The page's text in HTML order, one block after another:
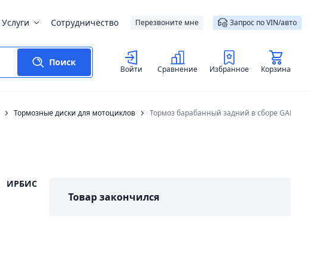
Услуги Сотрудничество Перезвоните мне Запрос по VIN/авто
Поиск
Войти Сравнение Избранное Корзина
Тормозные диски для мотоциклов Тормоз барабанный задний в сборе GARPIA
ИРБИС
Товар закончился